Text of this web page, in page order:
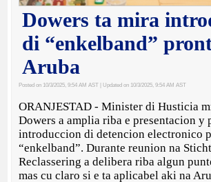
Dowers ta mira
di “enkelband”
Aruba
Posted on 10/3/2025, 9:54 AM AST | Updated on 10/3/2025, 9:54 AM AST
ORANJESTAD - Minister di Husticia
Dowers a amplia riba e presentacion y
introduccion di detencion electronico
“enkelband”. Durante reunion na
Reclassering a delibera riba algun
mas cu claro si e ta aplicabel aki na